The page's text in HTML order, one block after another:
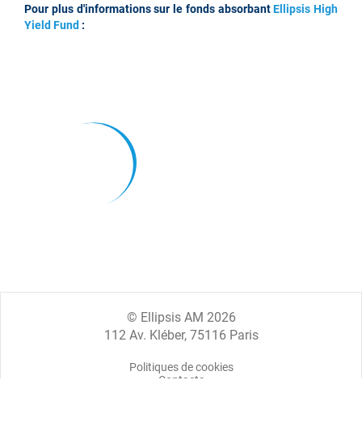
Pour plus d'informations sur le fonds absorbantEllipsis High
Yield Fund :
© Ellipsis AM 2026
112 Av. Kléber, 75116 Paris
Politiques de cookies
Contacts